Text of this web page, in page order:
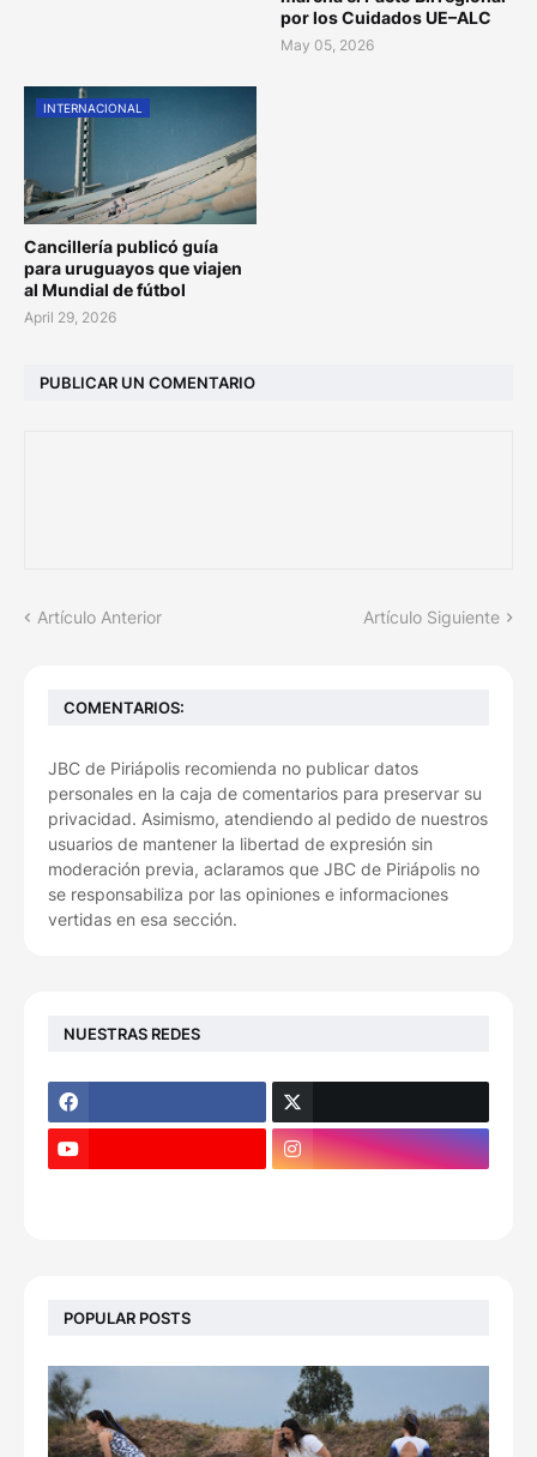
por los Cuidados UE–ALC
May 05, 2026
INTERNACIONAL
Cancillería publicó guía
para uruguayos que viajen
al Mundial de fútbol
April 29, 2026
PUBLICAR UN COMENTARIO
Artículo Anterior Artículo Siguiente
COMENTARIOS:
JBC de Piriápolis recomienda no publicar datos
personales en la caja de comentarios para preservar su
privacidad. Asimismo, atendiendo al pedido de nuestros
usuarios de mantener la libertad de expresión sin
moderación previa, aclaramos que JBC de Piriápolis no
se responsabiliza por las opiniones e informaciones
vertidas en esa sección.
NUESTRAS REDES
POPULAR POSTS